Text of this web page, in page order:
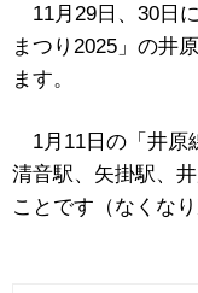
11月29日、30日
まつり2025」の井
ます。
1月11日の「井原
清音駅、矢掛駅、
ことです（なくなり